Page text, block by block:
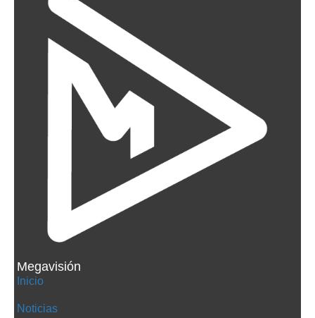
Megavisión
Inicio
Noticias